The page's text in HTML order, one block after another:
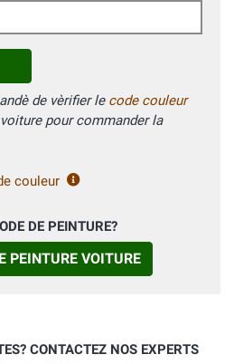
de vèrifier le code couleur
pour commander la
couleur
DE PEINTURE?
PEINTURE VOITURE
CONTACTEZ NOS EXPERTS